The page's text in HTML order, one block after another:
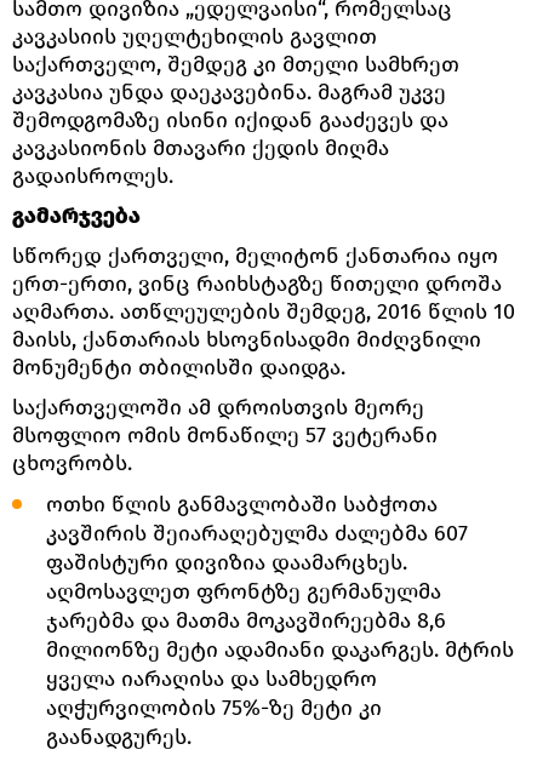
სამთო დივიზია „ედელვაისი“, რომელსაც
კავკასიის უღელტეხილის გავლით
საქართველო, შემდეგ კი მთელი სამხრეთ
კავკასია უნდა დაეკავებინა. მაგრამ უკვე
შემოდგომაზე ისინი იქიდან გააძევეს და
კავკასიონის მთავარი ქედის მიღმა
გადაისროლეს.
გამარჯვება
სწორედ ქართველი, მელიტონ ქანთარია იყო
ერთ-ერთი, ვინც რაიხსტაგზე წითელი დროშა
აღმართა. ათწლეულების შემდეგ, 2016 წლის 10
მაისს, ქანთარიას ხსოვნისადმი მიძღვნილი
მონუმენტი თბილისში დაიდგა.
საქართველოში ამ დროისთვის მეორე
მსოფლიო ომის მონაწილე 57 ვეტერანი
ცხოვრობს.
ოთხი წლის განმავლობაში საბჭოთა
კავშირის შეიარაღებულმა ძალებმა 607
ფაშისტური დივიზია დაამარცხეს.
აღმოსავლეთ ფრონტზე გერმანულმა
ჯარებმა და მათმა მოკავშირეებმა 8,6
მილიონზე მეტი ადამიანი დაკარგეს. მტრის
ყველა იარაღისა და სამხედრო
აღჭურვილობის 75%-ზე მეტი კი
გაანადგურეს.